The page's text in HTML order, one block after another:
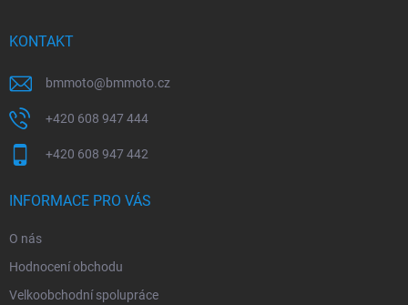
KONTAKT
bmmoto@bmmoto.cz
+420 608 947 444
+420 608 947 442
INFORMACE PRO VÁS
O nás
Hodnocení obchodu
Velkoobchodní spolupráce